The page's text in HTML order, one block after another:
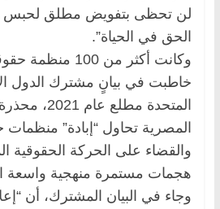
لن تحظى بتفويض مطلق لحبس
الحق في الحياة”.
وكانت أكثر من
خاطبت في بيانٍ مشترك الدول
المتحدة مطلع
المصرية تحاول “إبادة” منظمات
والقضاء على الحركة الحقوقية
هجمات مستمرة منهجية واسعة